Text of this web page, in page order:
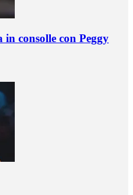
consolle con Peggy